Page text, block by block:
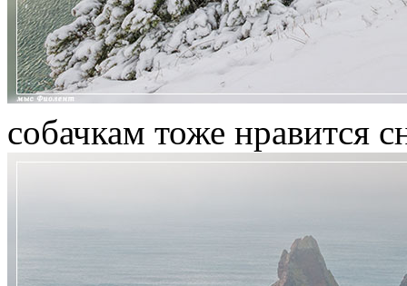
собачкам тоже нравится